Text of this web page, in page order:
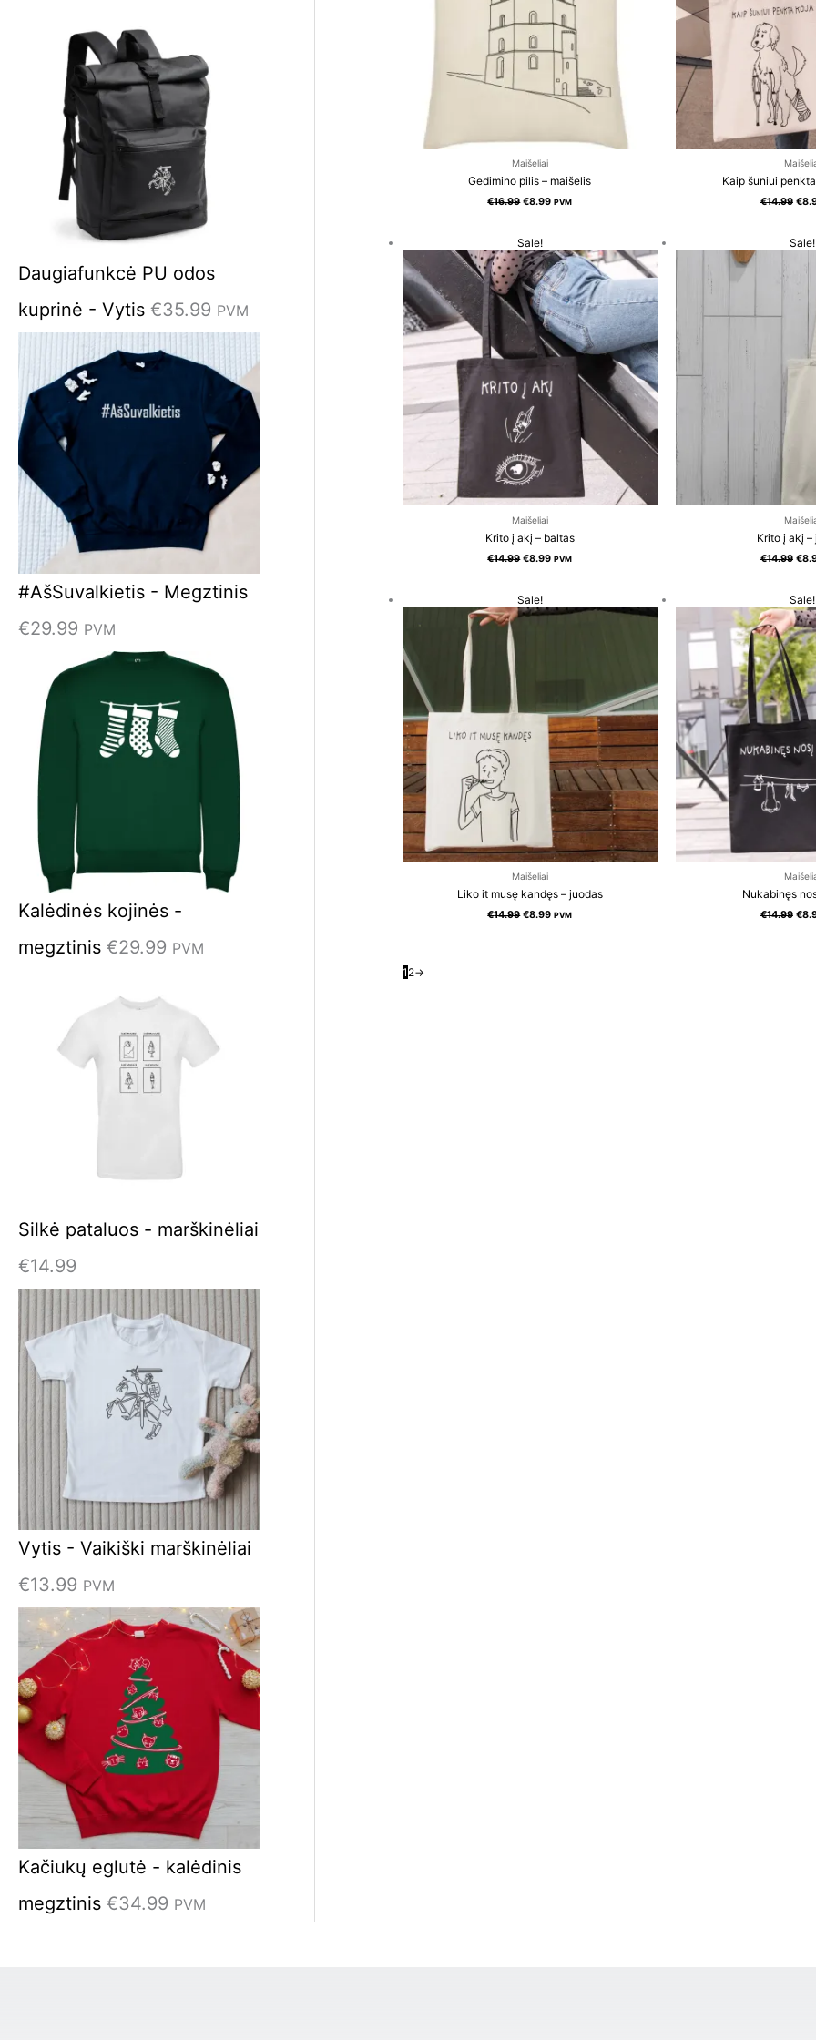
Daugiafunkcė PU odos
kuprinė - Vytis €35.99 PVM
#AšSuvalkietis - Megztinis
€29.99 PVM
Kalėdinės kojinės -
megztinis €29.99 PVM
Silkė pataluos - marškinėliai
€14.99
Vytis - Vaikiški marškinėliai
€13.99 PVM
Kačiukų eglutė - kalėdinis
megztinis €34.99 PVM
Maišeliai
Gedimino pilis – maišelis
€16.99 €8.99 PVM
Kaip šuniui
€14.99 €
Sale!
Maišeliai
Krito į akį – baltas
€14.99
Original
price
was:
€14.99.
€8.99
price
is:
€8.99.
PVM
Sale!
Krito į akį –
€14.99 €
Sale!
Maišeliai
Liko it musę kandęs – juodas
€14.99
Original
price
€8.99
price
PVM
Sale!
Nukabinęs
€14.99
was:
€
1 2→